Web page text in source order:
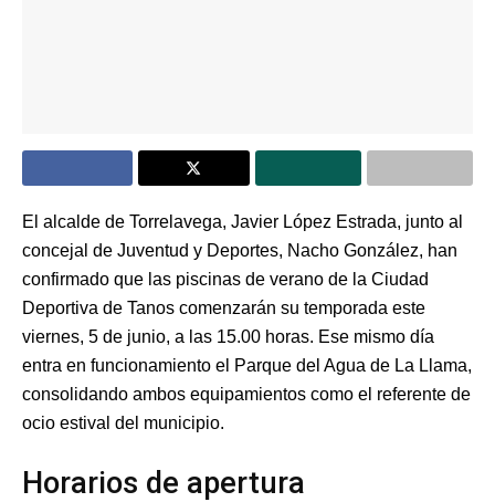
El alcalde de Torrelavega, Javier López Estrada, junto al
concejal de Juventud y Deportes, Nacho González, han
confirmado que las piscinas de verano de la Ciudad
Deportiva de Tanos comenzarán su temporada este
viernes, 5 de junio, a las 15.00 horas. Ese mismo día
entra en funcionamiento el Parque del Agua de La Llama,
consolidando ambos equipamientos como el referente de
ocio estival del municipio.
Horarios de apertura